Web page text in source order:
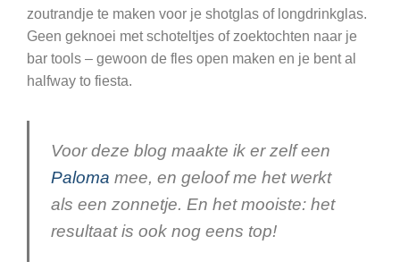
zoutrandje te maken voor je shotglas of longdrinkglas.
Geen geknoei met schoteltjes of zoektochten naar je
bar tools – gewoon de fles open maken en je bent al
halfway to fiesta.
Voor deze blog maakte ik er zelf een
Paloma mee, en geloof me het werkt
als een zonnetje. En het mooiste: het
resultaat is ook nog eens top!